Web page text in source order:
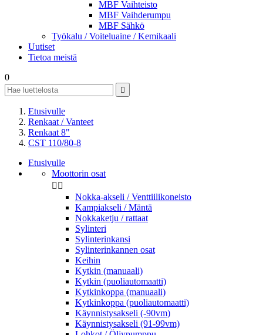
MBF Vaihteisto
MBF Vaihderumpu
MBF Sähkö
Työkalu / Voiteluaine / Kemikaali
Uutiset
Tietoa meistä
0

Etusivulle
Renkaat / Vanteet
Renkaat 8"
CST 110/80-8
Etusivulle
Moottorin osat
 
Nokka-akseli / Venttiilikoneisto
Kampiakseli / Mäntä
Nokkaketju / rattaat
Sylinteri
Sylinterinkansi
Sylinterinkannen osat
Keihin
Kytkin (manuaali)
Kytkin (puoliautomaatti)
Kytkinkoppa (manuaali)
Kytkinkoppa (puoliautomaatti)
Käynnistysakseli (-90vm)
Käynnistysakseli (91-99vm)